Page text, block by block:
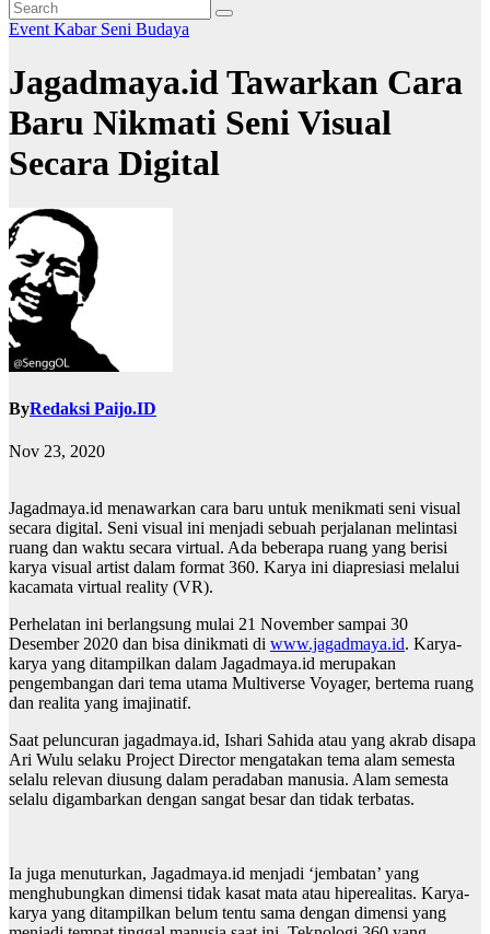
Event Kabar Seni Budaya
Jagadmaya.id Tawarkan Cara
Baru Nikmati Seni Visual
Secara Digital
ByRedaksi Paijo.ID
Nov 23, 2020
Jagadmaya.id menawarkan cara baru untuk menikmati seni visual
secara digital. Seni visual ini menjadi sebuah perjalanan melintasi
ruang dan waktu secara virtual. Ada beberapa ruang yang berisi
karya visual artist dalam format 360. Karya ini diapresiasi melalui
kacamata virtual reality (VR).
Perhelatan ini berlangsung mulai 21 November sampai 30
Desember 2020 dan bisa dinikmati di www.jagadmaya.id. Karya-
karya yang ditampilkan dalam Jagadmaya.id merupakan
pengembangan dari tema utama Multiverse Voyager, bertema ruang
dan realita yang imajinatif.
Saat peluncuran jagadmaya.id, Ishari Sahida atau yang akrab disapa
Ari Wulu selaku Project Director mengatakan tema alam semesta
selalu relevan diusung dalam peradaban manusia. Alam semesta
selalu digambarkan dengan sangat besar dan tidak terbatas.
Ia juga menuturkan, Jagadmaya.id menjadi ‘jembatan’ yang
menghubungkan dimensi tidak kasat mata atau hiperealitas. Karya-
karya yang ditampilkan belum tentu sama dengan dimensi yang